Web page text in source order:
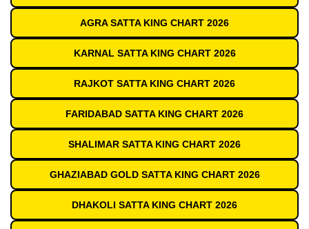
AGRA SATTA KING CHART 2026
KARNAL SATTA KING CHART 2026
RAJKOT SATTA KING CHART 2026
FARIDABAD SATTA KING CHART 2026
SHALIMAR SATTA KING CHART 2026
GHAZIABAD GOLD SATTA KING CHART 2026
DHAKOLI SATTA KING CHART 2026